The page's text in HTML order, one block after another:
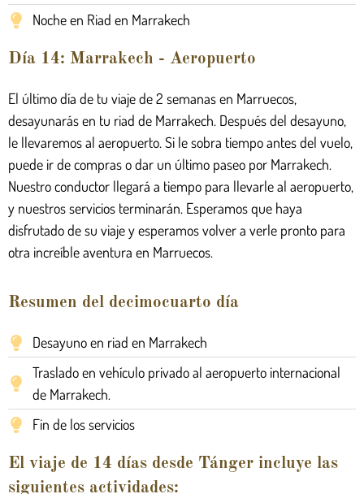
Noche en Riad en Marrakech
Día 14: Marrakech - Aeropuerto
El último día de tu viaje de 2 semanas en Marruecos,
desayunarás en tu riad de Marrakech. Después del desayuno,
le llevaremos al aeropuerto. Si le sobra tiempo antes del vuelo,
puede ir de compras o dar un último paseo por Marrakech.
Nuestro conductor llegará a tiempo para llevarle al aeropuerto,
y nuestros servicios terminarán. Esperamos que haya
disfrutado de su viaje y esperamos volver a verle pronto para
otra increíble aventura en Marruecos.
Resumen del decimocuarto día
Desayuno en riad en Marrakech
Traslado en vehículo privado al aeropuerto internacional
de Marrakech.
Fin de los servicios
El viaje de 14 días desde Tánger incluye las
siguientes actividades: